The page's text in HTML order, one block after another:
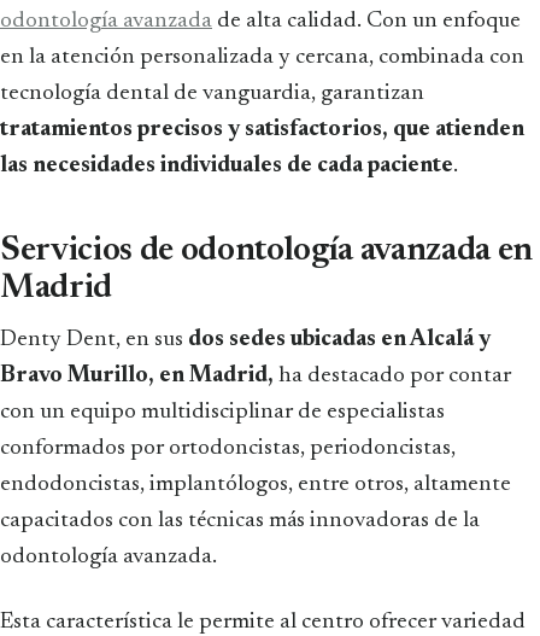
odontología avanzada de alta calidad. Con un enfoque
en la atención personalizada y cercana, combinada con
tecnología dental de vanguardia, garantizan
tratamientos precisos y satisfactorios, que atienden
las necesidades individuales de cada paciente.
Servicios de odontología avanzada en
Madrid
Denty Dent, en sus dos sedes ubicadas en Alcalá y
Bravo Murillo, en Madrid, ha destacado por contar
con un equipo multidisciplinar de especialistas
conformados por ortodoncistas, periodoncistas,
endodoncistas, implantólogos, entre otros, altamente
capacitados con las técnicas más innovadoras de la
odontología avanzada.
Esta característica le permite al centro ofrecer variedad